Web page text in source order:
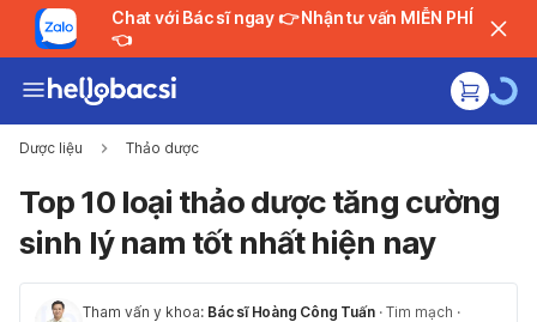
Chat với Bác sĩ ngay 👉 Nhận tư vấn MIỄN PHÍ
👈
Dược liệu Thảo dược
Top 10 loại thảo dược tăng cường
sinh lý nam tốt nhất hiện nay
Tham vấn y khoa: Bác sĩ Hoàng Công Tuấn · Tim mạch ·